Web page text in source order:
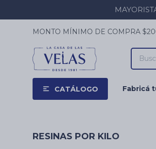
CATÁLOGO Fabricá
MONTO MÍNIMO DE COMPRA
RESINAS POR KILO